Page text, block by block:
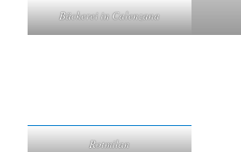
Bäckerei in Calenzana
Rotmilan